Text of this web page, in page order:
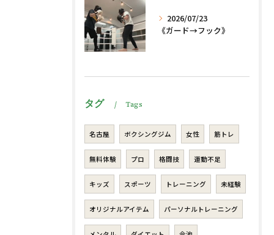
2026/07/23
《ガード→フック》
タグ Tags
名古屋 ボクシングジム 女性 筋トレ
無料体験 プロ 格闘技 運動不足
キッズ スポーツ トレーニング 未経験
オリジナルアイテム パーソナルトレーニング